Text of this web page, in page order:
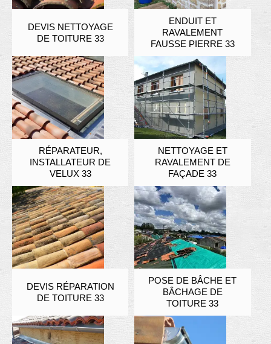
DEVIS NETTOYAGE
DE TOITURE 33
ENDUIT ET
RAVALEMENT
FAUSSE PIERRE 33
RÉPARATEUR,
INSTALLATEUR DE
VELUX 33
NETTOYAGE ET
RAVALEMENT DE
FAÇADE 33
DEVIS RÉPARATION
DE TOITURE 33
POSE DE BÂCHE ET
BÂCHAGE DE
TOITURE 33